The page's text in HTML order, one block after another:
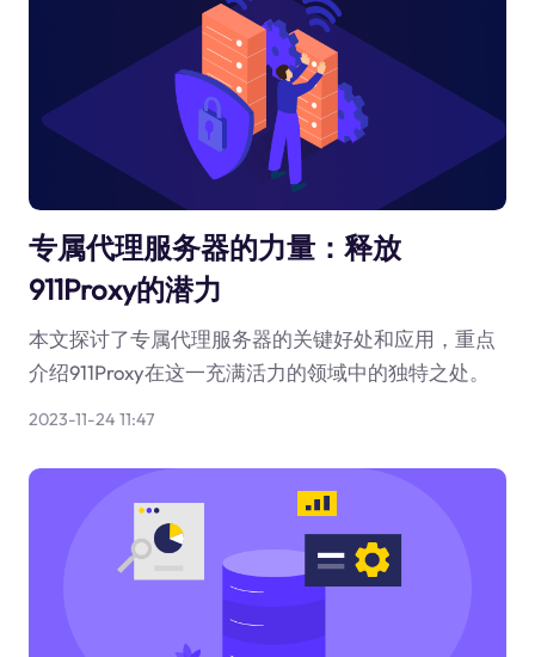
专属代理服务器的力量：释放
911Proxy的潜力
本文探讨了专属代理服务器的关键好处和应用，重点
介绍911Proxy在这一充满活力的领域中的独特之处。
2023-11-24 11:47